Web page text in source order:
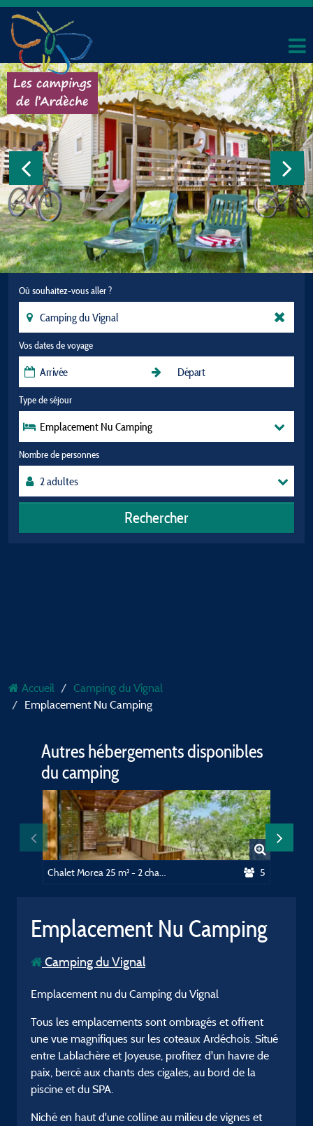
Où souhaitez-vous aller ?
Vos dates de voyage
Type de séjour
Emplacement Nu Camping
Nombre de personnes
Rechercher
Accueil
Camping du Vignal
Emplacement Nu Camping
Autres hébergements disponibles
du camping
5
Emplacement Nu Camping
Camping du Vignal
Emplacement nu du Camping du Vignal
Tous les emplacements sont ombragés et offrent
une vue magnifiques sur les coteaux Ardéchois. Situé
entre Lablachère et Joyeuse, profitez d'un havre de
paix, bercé aux chants des cigales, au bord de la
piscine et du SPA.
Niché en haut d'une colline au milieu de vignes et